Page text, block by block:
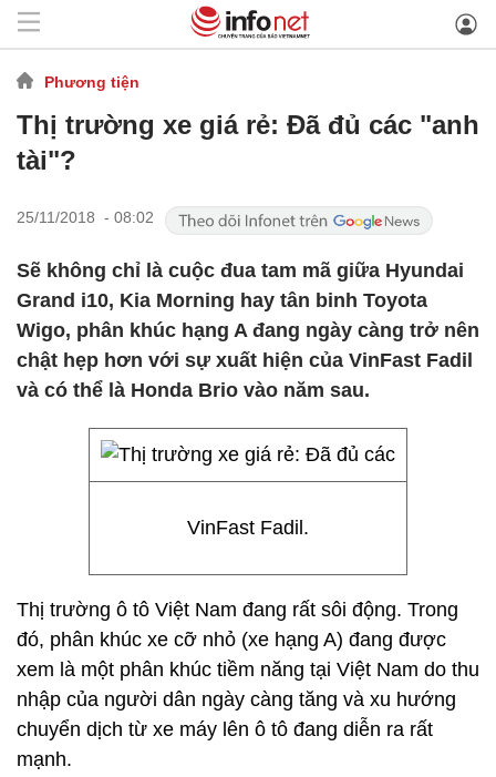
Phương tiện
Thị trường xe giá rẻ: Đã đủ các "anh
tài"?
25/11/2018 - 08:02
Sẽ không chỉ là cuộc đua tam mã giữa Hyundai
Grand i10, Kia Morning hay tân binh Toyota
Wigo, phân khúc hạng A đang ngày càng trở nên
chật hẹp hơn với sự xuất hiện của VinFast Fadil
và có thể là Honda Brio vào năm sau.
VinFast Fadil.
Thị trường ô tô Việt Nam đang rất sôi động. Trong
đó, phân khúc xe cỡ nhỏ (xe hạng A) đang được
xem là một phân khúc tiềm năng tại Việt Nam do thu
nhập của người dân ngày càng tăng và xu hướng
chuyển dịch từ xe máy lên ô tô đang diễn ra rất
mạnh.